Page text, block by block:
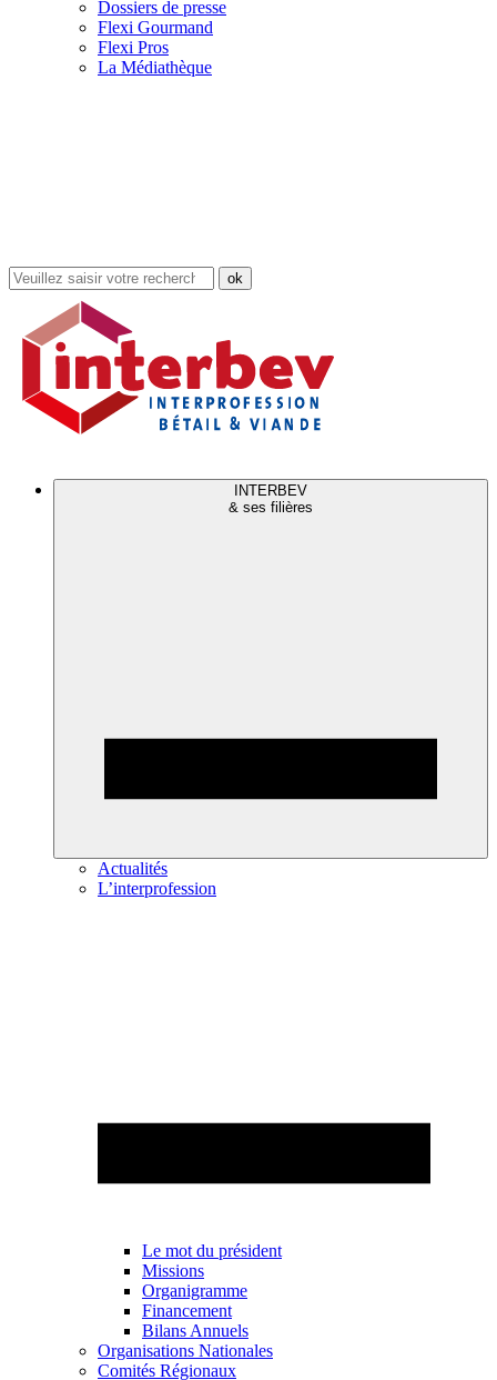
Dossiers de presse
Flexi Gourmand
Flexi Pros
La Médiathèque
Rechercher
dans
site
INTERBEV
& ses filières
Actualités
L’interprofession
Le mot du président
Missions
Organigramme
Financement
Bilans Annuels
Organisations Nationales
Comités Régionaux